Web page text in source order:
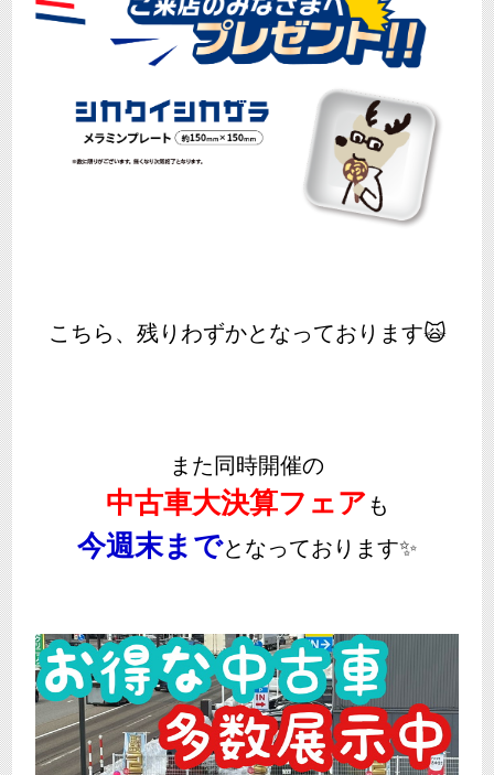
こちら、残りわずかとなっております🙀
また同時開催の
中古車大決算フェアも
今週末までとなっております✨